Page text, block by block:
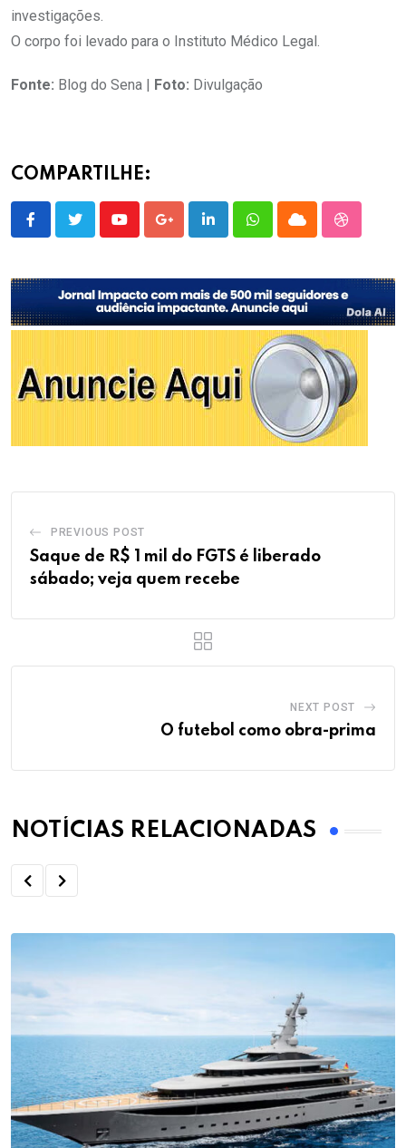
investigações.
O corpo foi levado para o Instituto Médico Legal.
Fonte: Blog do Sena | Foto: Divulgação
COMPARTILHE:
YoutubeGoogle+LinkedInWhatsappCloud
PREVIOUS POST
Saque de R$ 1 mil do FGTS é liberado
sábado; veja quem recebe
NEXT POST
O futebol como obra-prima
NOTÍCIAS RELACIONADAS